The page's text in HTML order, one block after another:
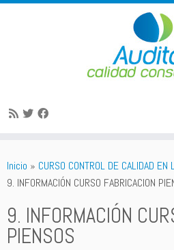
contenido
Inicio » CURSO CONTROL DE CALIDAD EN
9. INFORMACIÓN CURSO FABRICACION
9. INFORMACIÓN
PIENSOS